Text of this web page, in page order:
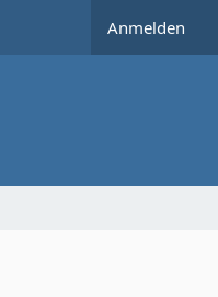
Anmelden